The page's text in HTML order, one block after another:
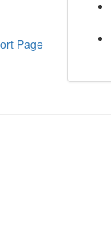
Page